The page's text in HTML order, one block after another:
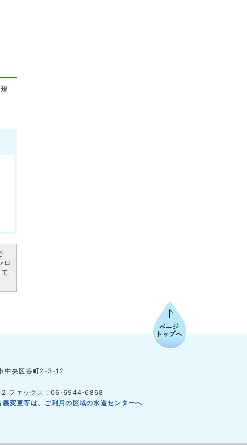
ロ
中央区谷町2-3-12
ファックス：06-6944-6868
変更等は、ご利用の区域の水道センターへ